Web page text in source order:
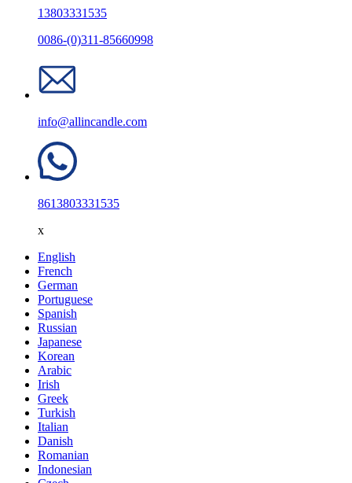
13803331535
0086-(0)311-85660998
info@allincandle.com
8613803331535
x
English
French
German
Portuguese
Spanish
Russian
Japanese
Korean
Arabic
Irish
Greek
Turkish
Italian
Danish
Romanian
Indonesian